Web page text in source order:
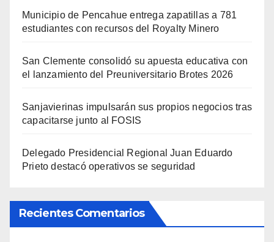
Municipio de Pencahue entrega zapatillas a 781
estudiantes con recursos del Royalty Minero
San Clemente consolidó su apuesta educativa con
el lanzamiento del Preuniversitario Brotes 2026
Sanjavierinas impulsarán sus propios negocios tras
capacitarse junto al FOSIS
Delegado Presidencial Regional Juan Eduardo
Prieto destacó operativos se seguridad
Recientes Comentarios